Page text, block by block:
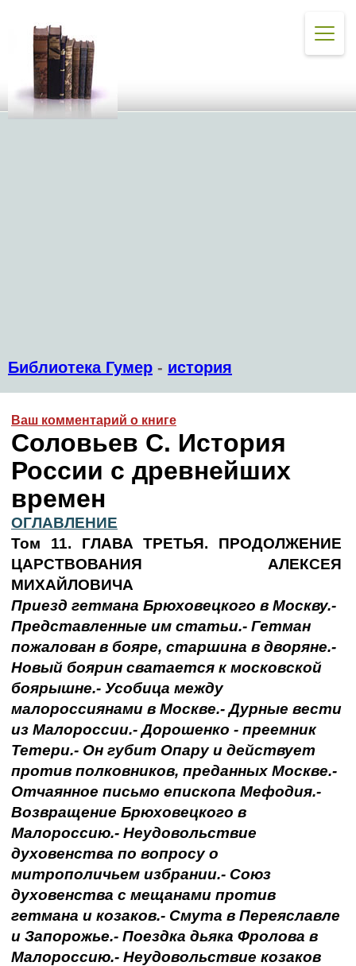
Библиотека Гумер - история
Ваш комментарий о книге
Соловьев С. История
России с древнейших
времен
ОГЛАВЛЕНИЕ
Том 11. ГЛАВА ТРЕТЬЯ. ПРОДОЛЖЕНИЕ
ЦАРСТВОВАНИЯ АЛЕКСЕЯ
МИХАЙЛОВИЧА
Приезд гетмана Брюховецкого в Москву.-
Представленные им статьи.- Гетман
пожалован в бояре, старшина в дворяне.-
Новый боярин сватается к московской
боярышне.- Усобица между
малороссиянами в Москве.- Дурные вести
из Малороссии.- Дорошенко - преемник
Тетери.- Он губит Опару и действует
против полковников, преданных Москве.-
Отчаянное письмо епископа Мефодия.-
Возвращение Брюховецкого в
Малороссию.- Неудовольствие
духовенства по вопросу о
митрополичьем избрании.- Союз
духовенства с мещанами против
гетмана и козаков.- Смута в Переяславле
и Запорожье.- Поездка дьяка Фролова в
Малороссию.- Неудовольствие козаков